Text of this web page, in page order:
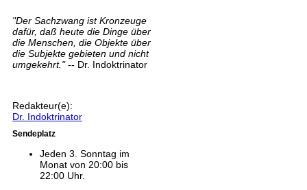
"Der Sachzwang ist Kronzeuge
dafür, daß heute die Dinge über
die Menschen, die Objekte über
die Subjekte gebieten und nicht
umgekehrt."-- Dr. Indoktrinator
Redakteur(e):
Dr. Indoktrinator
Sendeplatz
Jeden 3. Sonntag im
Monat von 20:00 bis
22:00 Uhr.